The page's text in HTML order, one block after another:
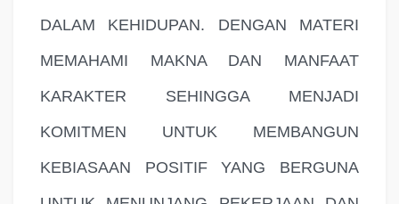
DALAM KEHIDUPAN. DENGAN MATERI
MEMAHAMI MAKNA DAN MANFAAT
KARAKTER SEHINGGA MENJADI
KOMITMEN UNTUK MEMBANGUN
KEBIASAAN POSITIF YANG BERGUNA